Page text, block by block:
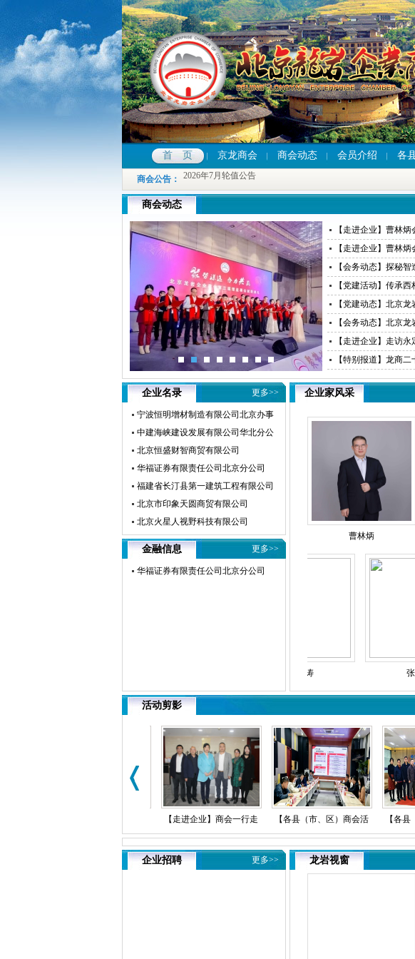
首 页 京龙商会 商会动态 会员介绍 各
商会公告 ：
2026年7月轮值公告
2026年7月轮值公告
2026年7月轮值公告
商会动态
【走进企业】曹林
【走进企业】曹林
【会务动态】探秘
商会走进小米汽车
【党建活动】传承
企业商会党支部赴
【党建动态】北京
织”荣誉称号
【会务动态】北京
互鉴活动
【走进企业】走访
【特别报道】龙商
周年庆典暨医学专业
企业名录 更多>>
宁波恒明增材制造有限公司北京办事
处
中建海峡建设发展有限公司华北分公
司
北京恒盛财智商贸有限公司
华福证券有限责任公司北京分公司
福建省长汀县第一建筑工程有限公司
龙岩总公司
北京市印象天圆商贸有限公司
北京火星人视野科技有限公司
金融信息 更多>>
华福证券有限责任公司北京分公司
企业家风采
曹林炳
张永福 李源
张
活动剪影
访调研拟任副会长陈琳珊
【走进企业】商会一行走
访调研拟晋升副会长吴远
保企业北京日辰律师事务
【各县（市、区）商会活
动】龙岩市驻京联络处领
导一行赴北京漳平商会开
【各县
动】龙岩
企业招聘 更多>> 龙岩视窗